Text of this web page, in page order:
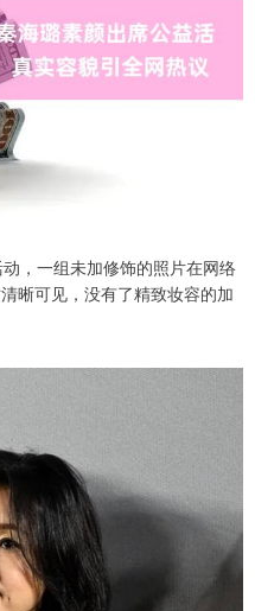
，一组未加修饰的照片在网络
晰可见，没有了精致妆容的加